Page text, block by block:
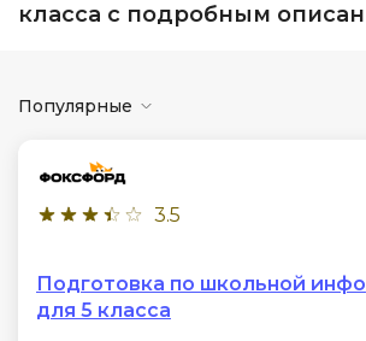
класса с подробным
Популярные
3.5
Подготовка по школьной
для 5 класса